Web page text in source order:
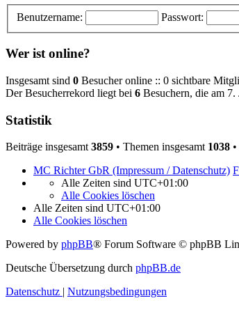
Benutzername: Passwort:
Wer ist online?
Insgesamt sind 0 Besucher online :: 0 sichtbare
Der Besucherrekord liegt bei 6 Besuchern, die am
Statistik
Beiträge insgesamt 3859 • Themen insgesamt 1038
MC Richter GbR (Impressum / Datenschutz)
Alle Zeiten sind UTC+01:00
Alle Cookies löschen
Alle Zeiten sind UTC+01:00
Alle Cookies löschen
Powered by phpBB® Forum Software © phpBB
Deutsche Übersetzung durch phpBB.de
Datenschutz | Nutzungsbedingungen